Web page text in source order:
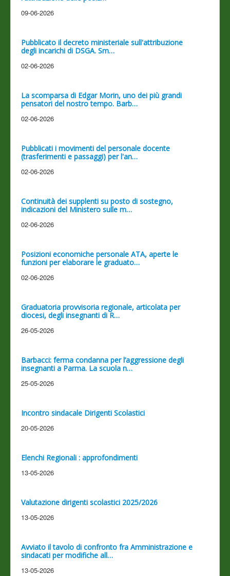
09-06-2026
Pubblicato il decreto ministeriale sull'attribuzione
degli incarichi di DSGA. Sm…
02-06-2026
La scomparsa di Edgar Morin, uno dei più grandi
pensatori del nostro tempo. Barb…
02-06-2026
Pubblicati i movimenti del personale docente
(trasferimenti e passaggi) per l'an…
02-06-2026
Continuità dei supplenti su posto di sostegno,
indicazioni del Ministero sulle m…
02-06-2026
Posizioni economiche personale ATA, aperte le
funzioni per elaborare le graduato…
02-06-2026
Graduatoria provvisoria regionale, articolata per
diocesi, degli insegnanti di R…
26-05-2026
Barbacci: ferma condanna per l’aggressione degli
insegnanti a Parma. La scuola n…
25-05-2026
Incontro sindacale Dirigenti Scolastici
20-05-2026
Elenchi Regionali : approfondimenti
13-05-2026
Valutazione dirigenti scolastici 2025/2026
13-05-2026
Avviato il tavolo di confronto fra Amministrazione e
sindacati per modifiche all…
13-05-2026